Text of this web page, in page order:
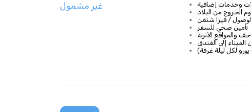
غير مشمول
وخدمات إضافية
الخروج من البلاد
/ فيزا شنغن
تأمين صحي للسفر
والمواقع الأثرية
إلى الفندق